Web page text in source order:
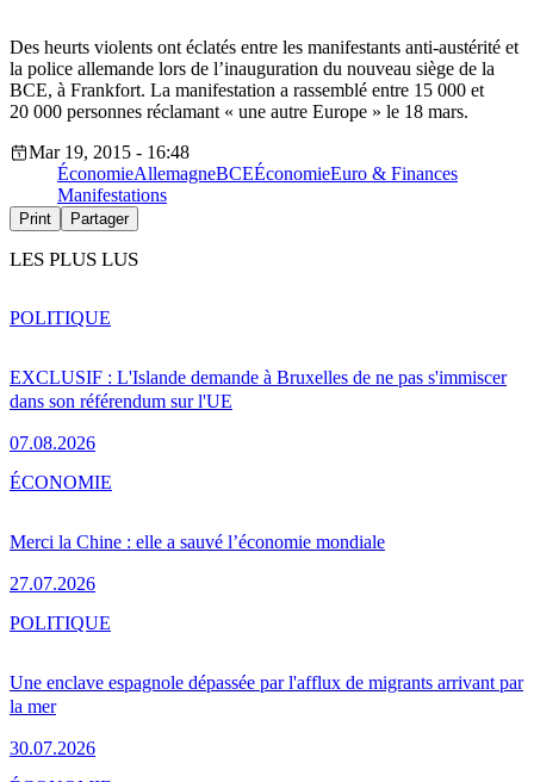
Des heurts violents ont éclatés entre les manifestants anti-austérité et
la police allemande lors de l’inauguration du nouveau siège de la
BCE, à Frankfort. La manifestation a rassemblé entre 15 000 et
20 000 personnes réclamant « une autre Europe » le 18 mars.
Mar 19, 2015 - 16:48
ÉconomieAllemagneBCEÉconomieEuro & Finances
Manifestations
Print Partager
LES PLUS LUS
EXCLUSIF : L'Islande demande à Bruxelles de ne pas s'immiscer
dans son référendum sur l'UE
07.08.2026
POLITIQUE
Merci la Chine : elle a sauvé l’économie mondiale
27.07.2026
ÉCONOMIE
Une enclave espagnole dépassée par l'afflux de migrants arrivant par
la mer
30.07.2026
POLITIQUE